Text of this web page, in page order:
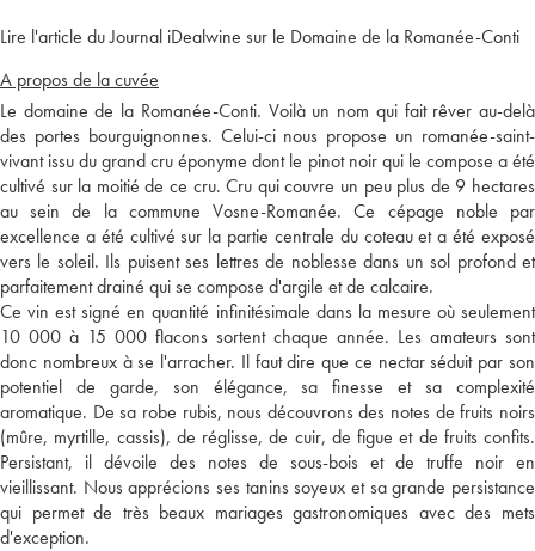
Lire l'article du Journal iDealwine sur le Domaine de la Romanée-Conti
A propos de la cuvée
Le domaine de la Romanée-Conti. Voilà un nom qui fait rêver au-delà
des portes bourguignonnes. Celui-ci nous propose un romanée-saint-
vivant issu du grand cru éponyme dont le pinot noir qui le compose a été
cultivé sur la moitié de ce cru. Cru qui couvre un peu plus de 9 hectares
au sein de la commune Vosne-Romanée. Ce cépage noble par
excellence a été cultivé sur la partie centrale du coteau et a été exposé
vers le soleil. Ils puisent ses lettres de noblesse dans un sol profond et
parfaitement drainé qui se compose d'argile et de calcaire.
Ce vin est signé en quantité infinitésimale dans la mesure où seulement
10 000 à 15 000 flacons sortent chaque année. Les amateurs sont
donc nombreux à se l'arracher. Il faut dire que ce nectar séduit par son
potentiel de garde, son élégance, sa finesse et sa complexité
aromatique. De sa robe rubis, nous découvrons des notes de fruits noirs
(mûre, myrtille, cassis), de réglisse, de cuir, de figue et de fruits confits.
Persistant, il dévoile des notes de sous-bois et de truffe noir en
vieillissant. Nous apprécions ses tanins soyeux et sa grande persistance
qui permet de très beaux mariages gastronomiques avec des mets
d'exception.